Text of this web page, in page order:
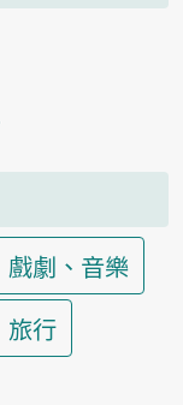
戲劇、音樂
旅行